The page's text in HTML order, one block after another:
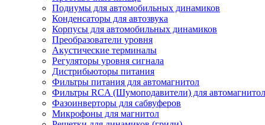
Подиумы для автомобильных динамиков
Конденсаторы для автозвука
Корпусы для автомобильных динамиков
Преобразователи уровня
Акустические терминалы
Регуляторы уровня сигнала
Дистрибьюторы питания
Фильтры питания для автомагнитол
Фильтры RCA (Шумоподавители) для автомагнитол
Фазоинверторы для сабвуферов
Микрофоны для магнитол